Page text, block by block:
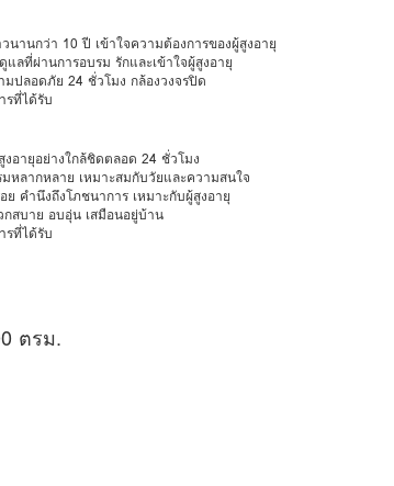
นานกว่า 10 ปี เข้าใจความต้องการของผู้สูงอายุ
ลที่ผ่านการอบรม รักและเข้าใจผู้สูงอายุ
มปลอดภัย 24 ชั่วโมง กล้องวงจรปิด
รที่ได้รับ
งอายุอย่างใกล้ชิดตลอด 24 ชั่วโมง
มหลากหลาย เหมาะสมกับวัยและความสนใจ
คำนึงถึงโภชนาการ เหมาะกับผู้สูงอายุ
สบาย อบอุ่น เสมือนอยู่บ้าน
รที่ได้รับ
ตรม.